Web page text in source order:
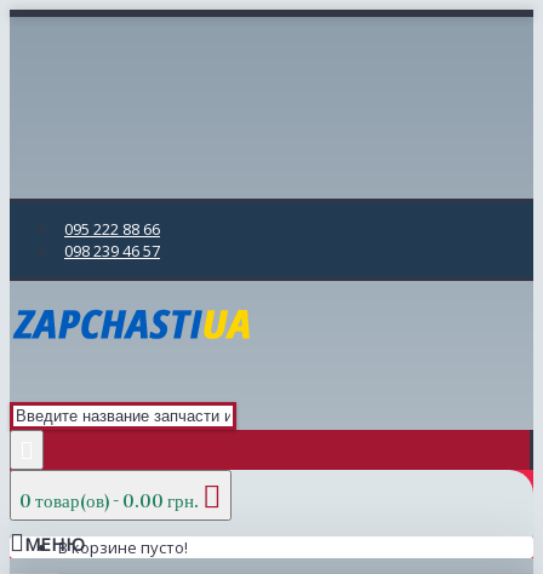
095 222 88 66
098 239 46 57
0 товар(ов) - 0.00 грн.
В корзине пусто!
МЕНЮ